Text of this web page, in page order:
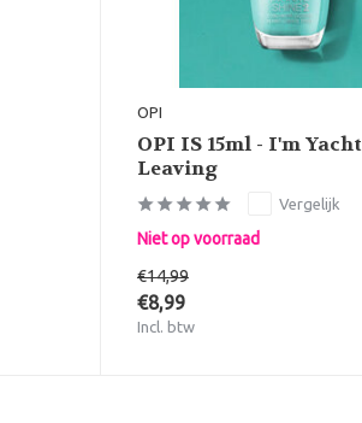
OPI
OPI IS 15ml - I'm Yacht
Leaving
Vergelijk
Niet op voorraad
€14,99
€8,99
Incl. btw